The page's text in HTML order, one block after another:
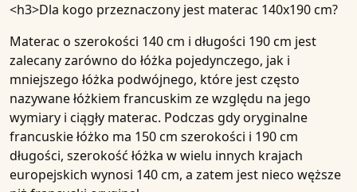
<h3>Dla kogo przeznaczony jest materac 140x190 cm?
Materac o szerokości 140 cm i długości 190 cm jest
zalecany zarówno do łóżka pojedynczego, jak i
mniejszego łóżka podwójnego, które jest często
nazywane łóżkiem francuskim ze względu na jego
wymiary i ciągły materac. Podczas gdy oryginalne
francuskie łóżko ma 150 cm szerokości i 190 cm
długości, szerokość łóżka w wielu innych krajach
europejskich wynosi 140 cm, a zatem jest nieco węższe